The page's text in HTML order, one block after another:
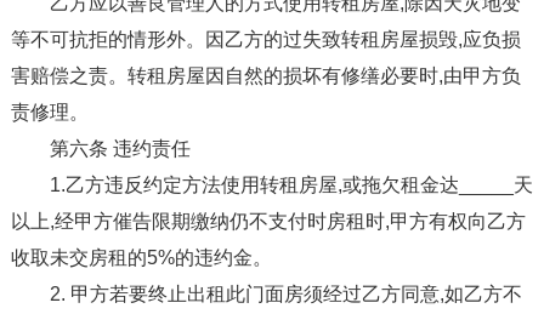
等不可抗拒的情形外。因乙方的过失致转租房屋损毁,应负损
害赔偿之责。转租房屋因自然的损坏有修缮必要时,由甲方负
责修理。
第六条 违约责任
1.乙方违反约定方法使用转租房屋,或拖欠租金达_____天
以上,经甲方催告限期缴纳仍不支付时房租时,甲方有权向乙方
收取未交房租的5%的违约金。
2. 甲方若要终止出租此门面房须经过乙方同意,如乙方不